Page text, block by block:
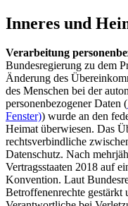
Inneres und
Verarbeitung
Bundesregierung zu dem
Änderung des
des Menschen bei der
personenbezogener Daten (
Fenster)) wurde an den
Heimat überwiesen. Das
rechtsverbindliche
Datenschutz. Nach
Vertragsstaaten 2018 auf
Konvention. Laut
Betroffenenrechte